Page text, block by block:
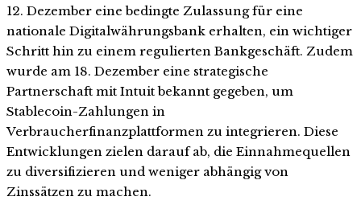
12. Dezember eine bedingte Zulassung für eine
nationale Digitalwährungsbank erhalten, ein wichtiger
Schritt hin zu einem regulierten Bankgeschäft. Zudem
wurde am 18. Dezember eine strategische
Partnerschaft mit Intuit bekannt gegeben, um
Stablecoin-Zahlungen in
Verbraucherfinanzplattformen zu integrieren. Diese
Entwicklungen zielen darauf ab, die Einnahmequellen
zu diversifizieren und weniger abhängig von
Zinssätzen zu machen.